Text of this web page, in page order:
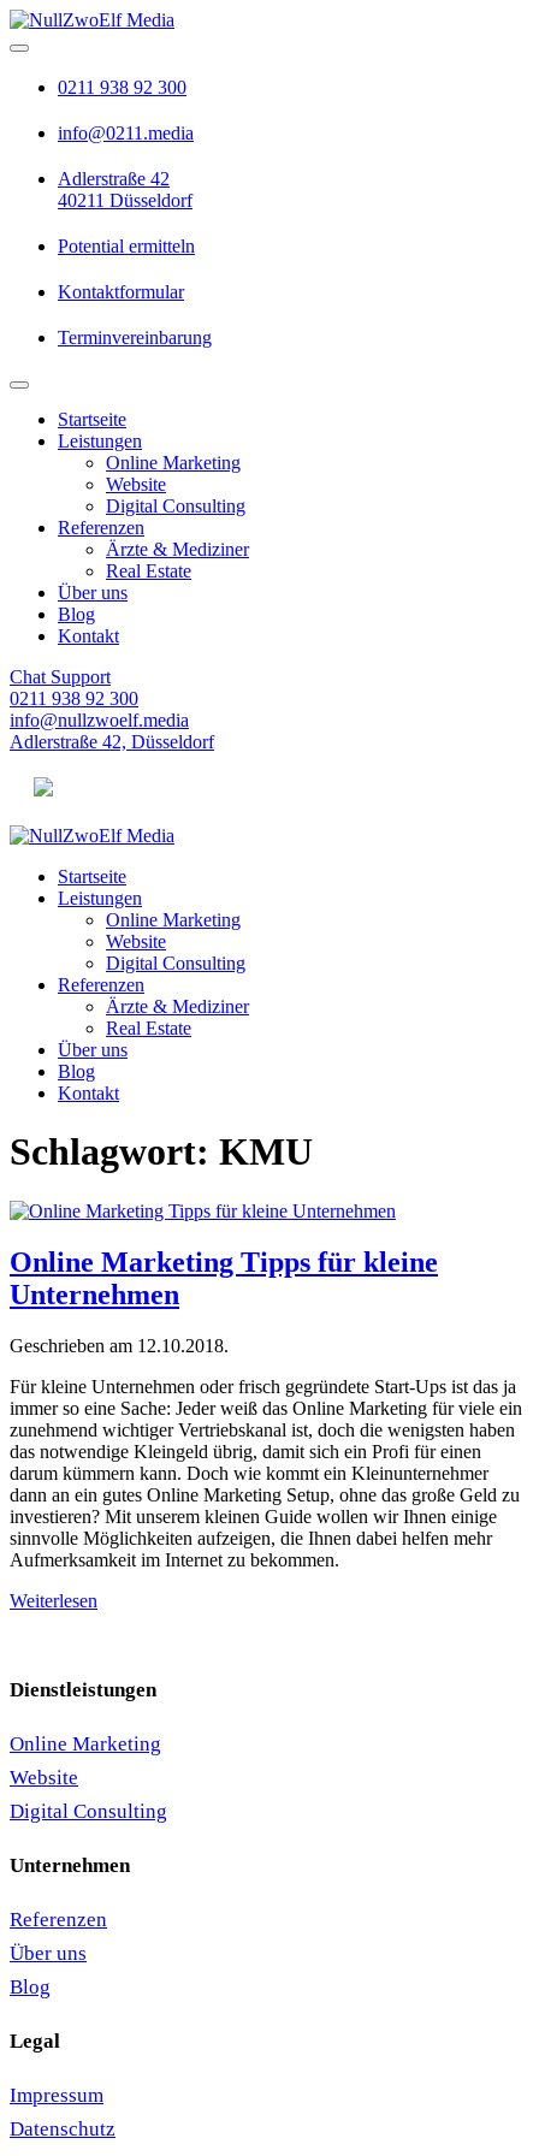
0211 938 92 300
info@0211.media
Adlerstraße 42
40211 Düsseldorf
Potential ermitteln
Kontaktformular
Terminvereinbarung
Startseite
Leistungen
Online Marketing
Website
Digital Consulting
Referenzen
Ärzte & Mediziner
Real Estate
Über uns
Blog
Kontakt
Chat Support
0211 938 92 300
info@nullzwoelf.media
Adlerstraße 42, Düsseldorf
Startseite
Leistungen
Online Marketing
Website
Digital Consulting
Referenzen
Ärzte & Mediziner
Real Estate
Über uns
Blog
Kontakt
Schlagwort: KMU
Online Marketing Tipps für kleine
Unternehmen
Geschrieben am 12.10.2018.
Für kleine Unternehmen oder frisch gegründete Start-Ups ist das ja
immer so eine Sache: Jeder weiß das Online Marketing für viele ein
zunehmend wichtiger Vertriebskanal ist, doch die wenigsten haben
das notwendige Kleingeld übrig, damit sich ein Profi für einen
darum kümmern kann. Doch wie kommt ein Kleinunternehmer
dann an ein gutes Online Marketing Setup, ohne das große Geld zu
investieren? Mit unserem kleinen Guide wollen wir Ihnen einige
sinnvolle Möglichkeiten aufzeigen, die Ihnen dabei helfen mehr
Aufmerksamkeit im Internet zu bekommen.
Weiterlesen
Dienstleistungen
Online Marketing
Website
Digital Consulting
Unternehmen
Referenzen
Über uns
Blog
Legal
Impressum
Datenschutz